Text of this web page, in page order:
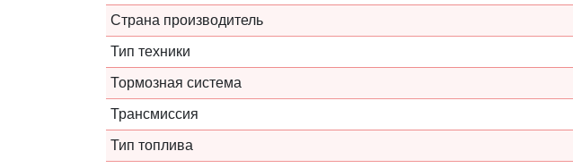
Страна производитель
Тип техники
Тормозная система
Трансмиссия
Тип топлива